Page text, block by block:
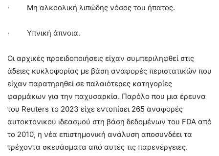
· Μη αλκοολική λιπώδης νόσος του ήπατος.
· Υπνική άπνοια.
Οι αρχικές προειδοποιήσεις είχαν συμπεριληφθεί στις
άδειες κυκλοφορίας με βάση αναφορές περιστατικών που
είχαν παρατηρηθεί σε παλαιότερες κατηγορίες
φαρμάκων για την παχυσαρκία. Παρόλο που μια έρευνα
του Reuters το 2023 είχε εντοπίσει 265 αναφορές
αυτοκτονικού ιδεασμού στη βάση δεδομένων του FDA από
το 2010, η νέα επιστημονική ανάλυση αποσυνδέει τα
τρέχοντα σκευάσματα από αυτές τις παρενέργειες.